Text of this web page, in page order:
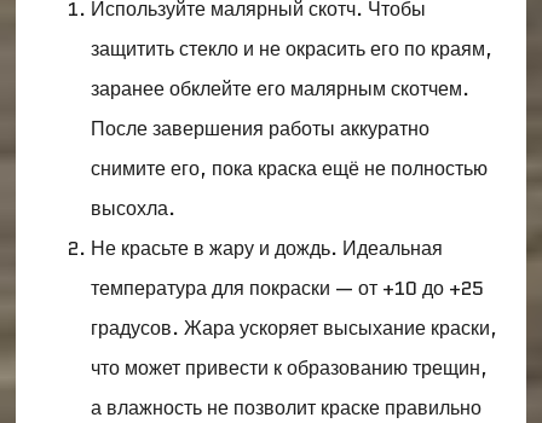
Используйте малярный скотч. Чтобы
защитить стекло и не окрасить его по краям,
заранее обклейте его малярным скотчем.
После завершения работы аккуратно
снимите его, пока краска ещё не полностью
высохла.
Не красьте в жару и дождь. Идеальная
температура для покраски — от +10 до +25
градусов. Жара ускоряет высыхание краски,
что может привести к образованию трещин,
а влажность не позволит краске правильно